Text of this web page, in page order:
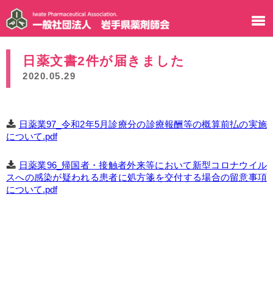
日薬文書2件が届きました
2020.05.29
日薬業97_令和2年5月診療分の診療報酬等の概算前払の実施
について.pdf
日薬業96_帰国者・接触者外来等において新型コロナウイル
スへの感染が疑われる患者に処方箋を交付する場合の留意事項
について.pdf